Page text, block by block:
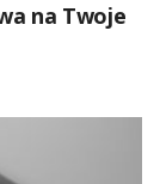
na Twoje